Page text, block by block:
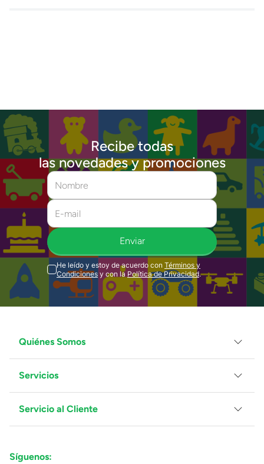
Recibe todas
las novedades y promociones
Enviar
He leído y estoy de acuerdo con Términos y
Condiciones y con la Política de Privacidad.
Quiénes Somos
Grupo Juguetron
Localiza tu tienda
Blog
Servicios
Facturación
Proveedores
Servicio al Cliente
Preguntas Frecuentes
Síguenos: